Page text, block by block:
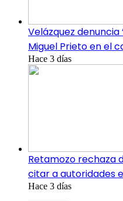
Velázquez
Miguel Prieto en el
Hace 3 días
Retamozo rechaza
citar a autoridades
Hace 3 días